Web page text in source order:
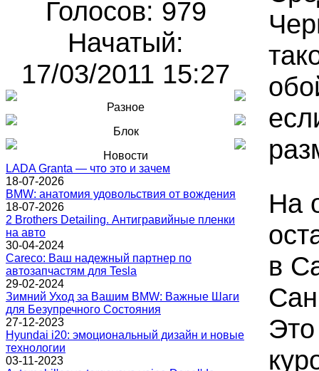
Голосов: 979
Начатый:
17/03/2011 15:27
Разное
Блок
Новости
LADA Granta — что это и зачем
18-07-2026
BMW: анатомия удовольствия от вождения
18-07-2026
2 Brothers Detailing. Антигравийные пленки
на авто
30-04-2024
Careco: Ваш надежный партнер по
автозапчастям для Tesla
29-02-2024
Зимний Уход за Вашим BMW: Важные Шаги
для Безупречного Состояния
27-12-2023
Hyundai i20: эмоциональный дизайн и новые
технологии
03-11-2023
На
в